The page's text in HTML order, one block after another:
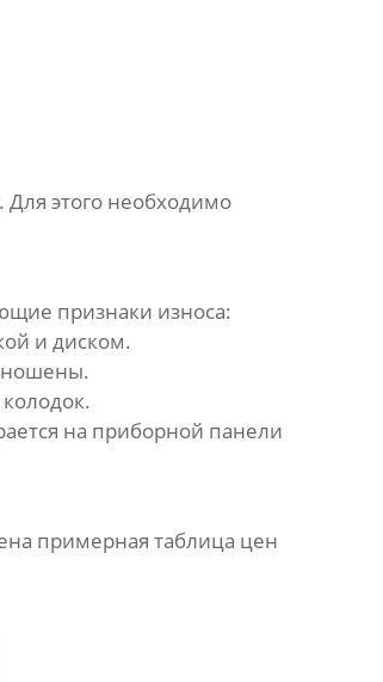
Для этого необходимо
признаки износа:
и диском.
на приборной панели
примерная таблица цен